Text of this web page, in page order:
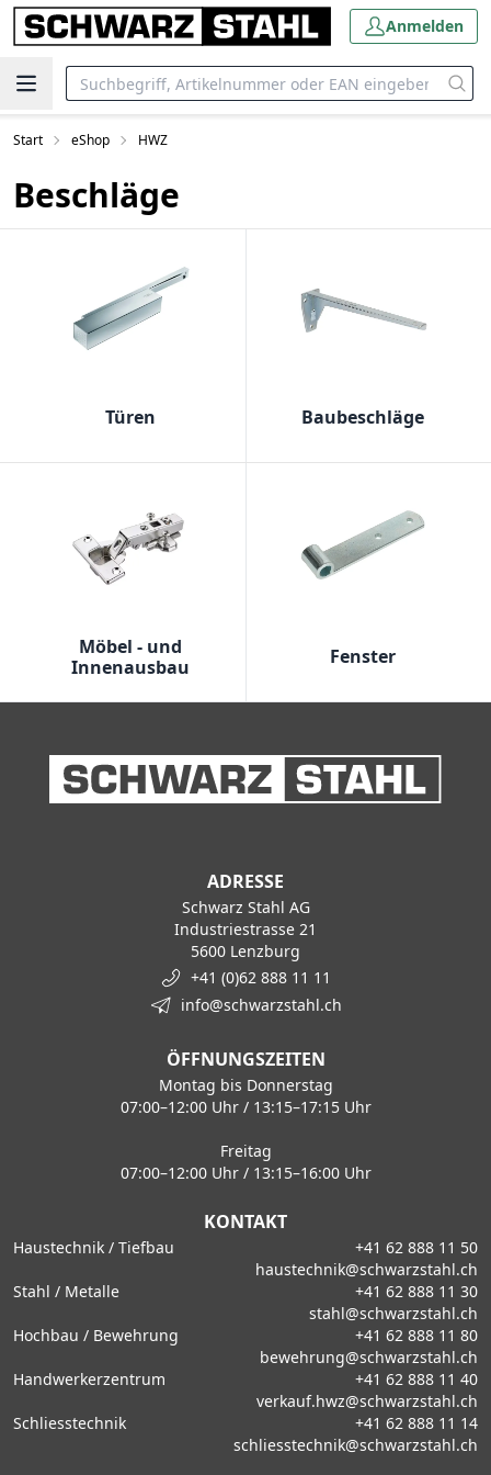
Anmelden
Start eShop HWZ
Beschläge
Türen Baubeschläge
Möbel - und
Innenausbau
Fenster
ADRESSE
Schwarz Stahl AG
Industriestrasse 21
5600 Lenzburg
+41 (0)62 888 11 11
info@schwarzstahl.ch
ÖFFNUNGSZEITEN
Montag bis Donnerstag
07:00–12:00 Uhr / 13:15–17:15 Uhr
Freitag
07:00–12:00 Uhr / 13:15–16:00 Uhr
KONTAKT
Haustechnik / Tiefbau
+41 62 888 11 50
haustechnik@schwarzstahl.ch
Stahl / Metalle
+41 62 888 11 30
stahl@schwarzstahl.ch
Hochbau / Bewehrung
+41 62 888 11 80
bewehrung@schwarzstahl.ch
Handwerkerzentrum
+41 62 888 11 40
verkauf.hwz@schwarzstahl.ch
Schliesstechnik
+41 62 888 11 14
schliesstechnik@schwarzstahl.ch